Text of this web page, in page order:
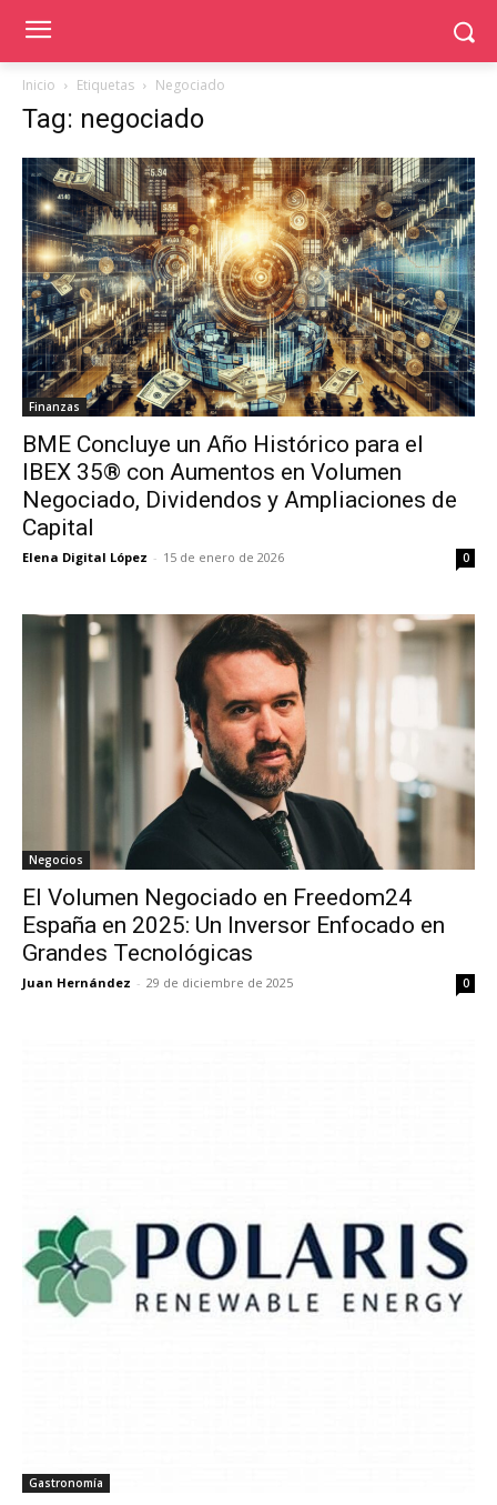
Inicio Etiquetas Negociado
Tag: negociado
Finanzas
BME Concluye un Año Histórico para el
IBEX 35® con Aumentos en Volumen
Negociado, Dividendos y Ampliaciones de
Capital
Elena Digital López - 15 de enero de 2026 0
Negocios
El Volumen Negociado en Freedom24
España en 2025: Un Inversor Enfocado en
Grandes Tecnológicas
Juan Hernández - 29 de diciembre de 2025 0
Gastronomía